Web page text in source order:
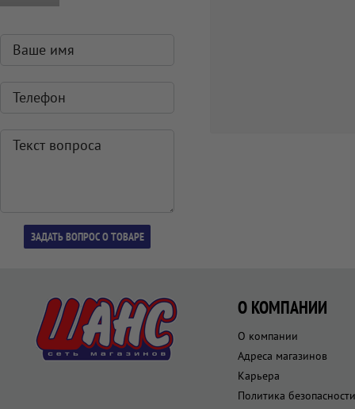
О КОМПАНИИ
О компании
Адреса магазинов
Карьера
Политика безопасности